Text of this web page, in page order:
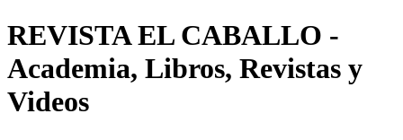
REVISTA EL CABALLO -
Academia, Libros, Revistas y
Videos